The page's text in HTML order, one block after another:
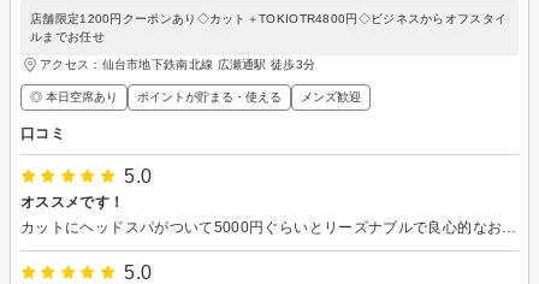
店舗限定1200円クーポンあり◇カット＋TOKIOTR4800円◇ビジネスからオフスタイ
ルまでお任せ
アクセス：仙台市地下鉄南北線 広瀬通駅 徒歩3分
◎ 本日空席あり ポイントが貯まる・使える メンズ歓迎
口コミ
5.0
オススメです！
5.0